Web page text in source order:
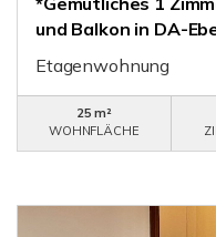
und Balkon in DA-
Etagenwohnung
25 m²
WOHNFLÄCHE